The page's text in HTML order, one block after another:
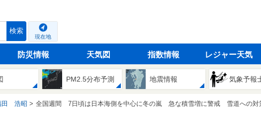
検索
現在地
防災情報 天気図 指数情報 レジャー天気
PM2.5分布予測 地震情報 気象予報
田 浩昭 全国週間 7日頃は日本海側を中心に冬の嵐 急な積雪増に警戒 雪道への対